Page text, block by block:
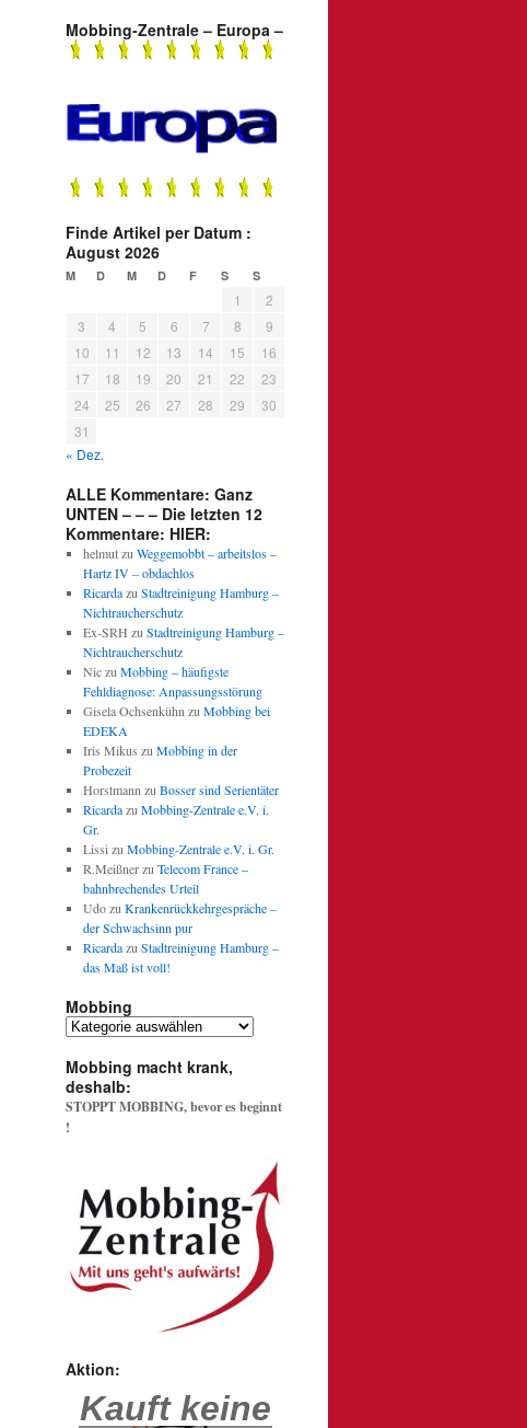
Mobbing-Zentrale – Europa –
Finde Artikel per Datum :
August 2026
M D M D F S S
1
2
3
4 5 6 7 8
9
10
11 12 13 14 15
16
17
18 19 20 21 22
23
24
25 26 27 28 29
30
31
« Dez.
ALLE Kommentare: Ganz
UNTEN – – – Die letzten 12
Kommentare: HIER:
helmutzu Weggemobbt – arbeitslos –
Hartz IV – obdachlos
Ricardazu Stadtreinigung Hamburg –
Nichtraucherschutz
Ex-SRH zu Stadtreinigung Hamburg –
Nichtraucherschutz
Niczu Mobbing – häufigste
Fehldiagnose: Anpassungsstörung
Gisela Ochsenkühn zu Mobbing bei
EDEKA
Iris Mikus zu Mobbing in der
Probezeit
Horstmann zu Bosser sind Serientäter
Ricardazu Mobbing-Zentrale e.V. i.
Gr.
Lissi zu Mobbing-Zentrale e.V. i. Gr.
R.Meißnerzu Telecom France –
bahnbrechendes Urteil
Udozu Krankenrückkehrgespräche –
der Schwachsinn pur
Ricardazu Stadtreinigung Hamburg –
das Maß ist voll!
Mobbing
Mobbing
Mobbing macht krank,
deshalb:
STOPPT MOBBING, bevor es beginnt
!
Aktion:
Kauft keine